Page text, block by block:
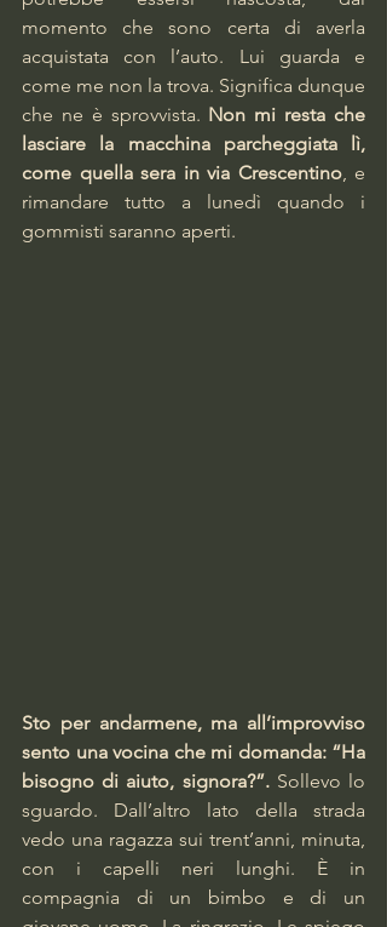
momento che sono certa di averla
acquistata con l’auto. Lui guarda e
come me non la trova. Significa dunque
che ne è sprovvista. Non mi resta che
lasciare la macchina parcheggiata lì,
come quella sera in via Crescentino, e
rimandare tutto a lunedì quando i
gommisti saranno aperti.
Sto per andarmene, ma all’improvviso
sento una vocina che mi domanda: “Ha
bisogno di aiuto, signora?”. Sollevo lo
sguardo. Dall’altro lato della strada
vedo una ragazza sui trent’anni, minuta,
con i capelli neri lunghi. È in
compagnia di un bimbo e di un